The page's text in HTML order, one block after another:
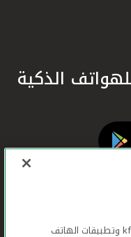
عندما تستخدم ,kfh.com, kfhonline.com وتطبيقات الهاتف